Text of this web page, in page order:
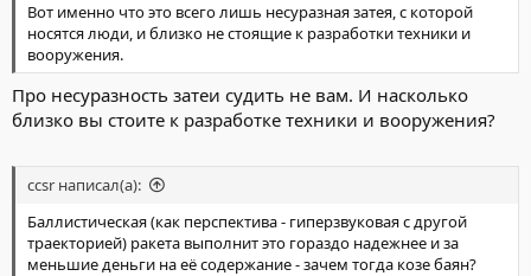
Вот именно что это всего лишь несуразная затея, с которой
носятся люди, и близко не стоящие к разработки техники и
вооружения.
Про несуразность затеи судить не вам. И насколько
близко вы стоите к разработке техники и вооружения?
ccsr написал(а):
Баллистическая (как перспектива - гиперзвуковая с другой
траекторией) ракета выполнит это гораздо надежнее и за
меньшие деньги на её содержание - зачем тогда козе баян?